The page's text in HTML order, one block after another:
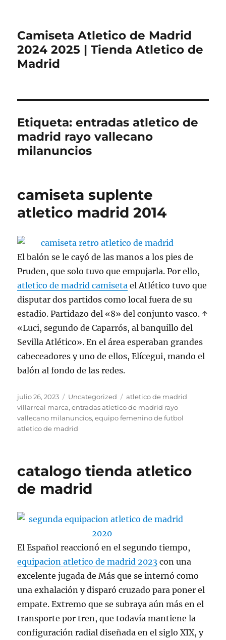
Camiseta Atletico de Madrid
2024 2025 | Tienda Atletico de
Madrid
Etiqueta:entradas atletico de
madrid rayo vallecano
milanuncios
camiseta suplente
atletico madrid 2014
El balón se le cayó de las manos a los pies de
Pruden, que solo tuvo que empujarla. Por ello,
atletico de madrid camiseta el Atlético tuvo que
disputar dos partidos como local fuera de su
estadio. Partidazo del «8» del conjunto vasco. ↑
«Luci, segundo de Caparrós, al banquillo del
Sevilla Atlético». En el área esperaban grandes
cabeceadores y uno de ellos, Elícegui, mando el
balón al fondo de las redes.
Publicado
el
julio 26, 2023 Categorías
Uncategorized Etiquetas
atletico de madrid
villarreal marca,entradas atletico de madrid rayo
vallecano milanuncios,equipo femenino de futbol
atletico de madrid
catalogo tienda atletico
de madrid
El Español reaccionó en el segundo tiempo,
equipacion atletico de madrid 2023 con una
excelente jugada de Más que se internó como
una exhalación y disparó cruzado para poner el
empate. Extremo que se subraya aún más en el
transporte por tren, que todavía mantiene la
configuración radial diseñada en el siglo XIX, y